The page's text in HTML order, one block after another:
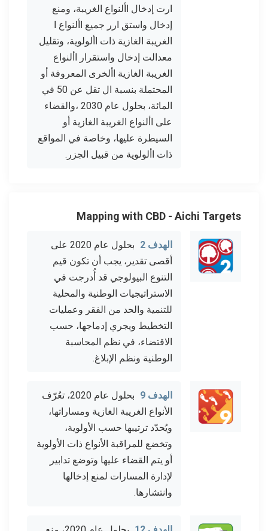
ارت إدخال األنواع الغريبة، ومنع
إدخال واستق ارر جميع األنواع ا
الغريبة الغازية ذات األولوية، وتقليل
معدالت إدخال واستقرار األنواع
الغريبة الغازية األخرى المعروفة أو
المحتملة بنسبة ال تقل عن 50 في
المائة، بحلول عام 2030 ،والقضاء
على األنواع الغريبة الغازية أو
السيطرة عليها، وخاصة في المواقع
ذات األولوية من قبيل الجزر.
Mapping with CBD - Aichi Targets
الهدف 2
بحلول عام 2020 على
أقصى تقدير، يجب أن تكون قيم
التنوع البيولوجي قد أُدرجت في
الاستراتيجيات الوطنية والمحلية
للتنمية والحد من الفقر وعمليات
التخطيط ويجري إدماجها، حسب
الاقتضاء، في نظم المحاسبة
الوطنية ونظم الإبلاغ.
الهدف 9
بحلول عام 2020، تعُرّف
الأنواع الغريبة الغازية ومساراتها،
ويُحدّد ترتيبها حسب الأولوية،
وتخضع للمراقبة الأنواع ذات الأولوية
أو يتم القضاء عليها وتوضع تدابير
لإدارة المسارات لمنع إدخالها
وانتشارها.